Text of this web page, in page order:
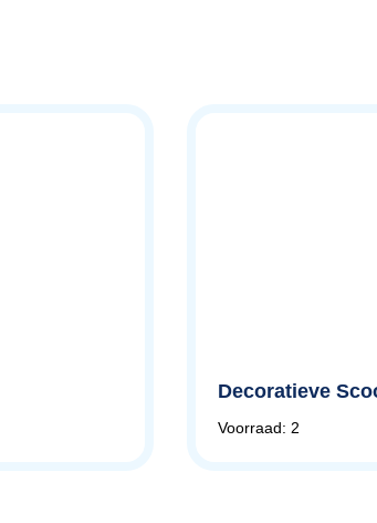
Decoratieve
Voorraad: 2